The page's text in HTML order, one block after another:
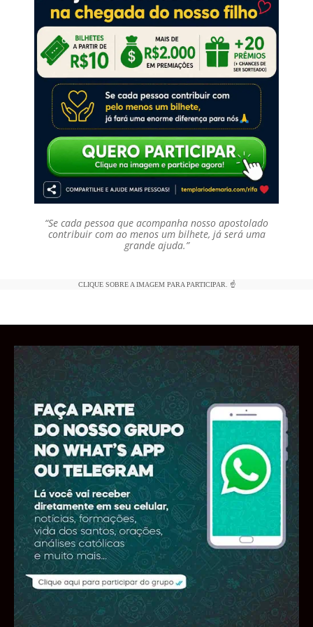
“Se cada pessoa que acompanha nosso apostolado
contribuir com ao menos um bilhete, já será uma
grande ajuda.”
CLIQUE SOBRE A IMAGEM PARA PARTICIPAR. ☝️